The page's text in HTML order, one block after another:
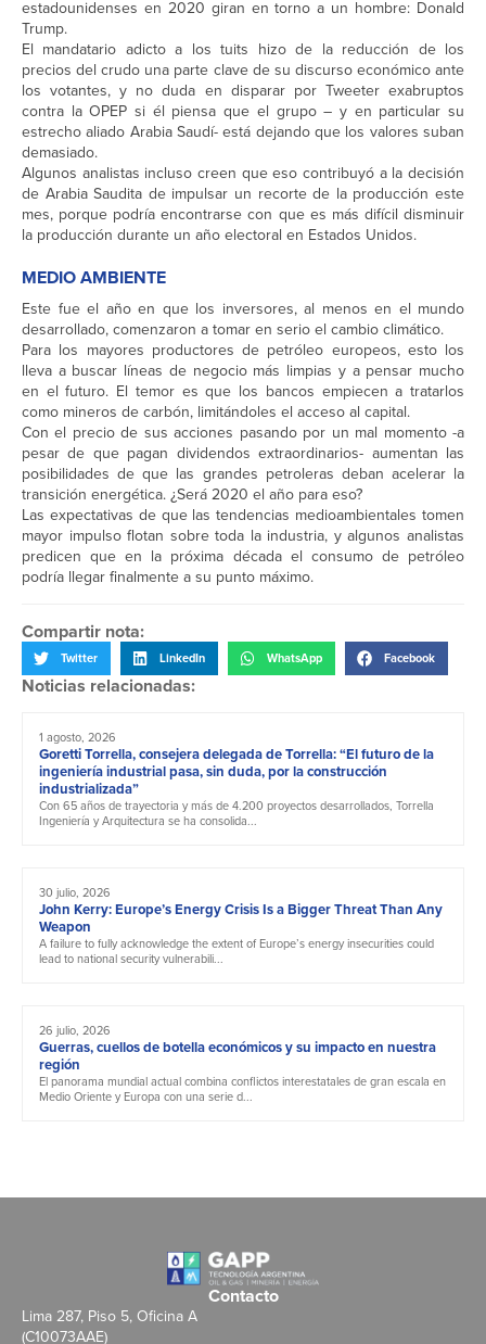
estadounidenses en 2020 giran en torno a un hombre: Donald
Trump.
El mandatario adicto a los tuits hizo de la reducción de los
precios del crudo una parte clave de su discurso económico ante
los votantes, y no duda en disparar por Tweeter exabruptos
contra la OPEP si él piensa que el grupo – y en particular su
estrecho aliado Arabia Saudí- está dejando que los valores suban
demasiado.
Algunos analistas incluso creen que eso contribuyó a la decisión
de Arabia Saudita de impulsar un recorte de la producción este
mes, porque podría encontrarse con que es más difícil disminuir
la producción durante un año electoral en Estados Unidos.
MEDIO AMBIENTE
Este fue el año en que los inversores, al menos en el mundo
desarrollado, comenzaron a tomar en serio el cambio climático.
Para los mayores productores de petróleo europeos, esto los
lleva a buscar líneas de negocio más limpias y a pensar mucho
en el futuro. El temor es que los bancos empiecen a tratarlos
como mineros de carbón, limitándoles el acceso al capital.
Con el precio de sus acciones pasando por un mal momento -a
pesar de que pagan dividendos extraordinarios- aumentan las
posibilidades de que las grandes petroleras deban acelerar la
transición energética. ¿Será 2020 el año para eso?
Las expectativas de que las tendencias medioambientales tomen
mayor impulso flotan sobre toda la industria, y algunos analistas
predicen que en la próxima década el consumo de petróleo
podría llegar finalmente a su punto máximo.
Compartir nota:
Twitter LinkedIn WhatsApp Facebook
Noticias relacionadas:
1 agosto, 2026
Goretti Torrella, consejera delegada de Torrella: “El futuro de la
ingeniería industrial pasa, sin duda, por la construcción
industrializada”
Con 65 años de trayectoria y más de 4.200 proyectos desarrollados, Torrella
Ingeniería y Arquitectura se ha consolida...
30 julio, 2026
John Kerry: Europe’s Energy Crisis Is a Bigger Threat Than Any
Weapon
A failure to fully acknowledge the extent of Europe’s energy insecurities could
lead to national security vulnerabili...
26 julio, 2026
Guerras, cuellos de botella económicos y su impacto en nuestra
región
El panorama mundial actual combina conflictos interestatales de gran escala en
Medio Oriente y Europa con una serie d...
Contacto
Lima 287, Piso 5, Oficina A
(C10073AAE)